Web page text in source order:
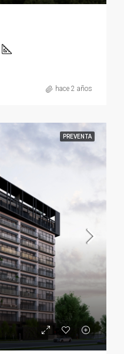
hace 2 años
PREVENTA